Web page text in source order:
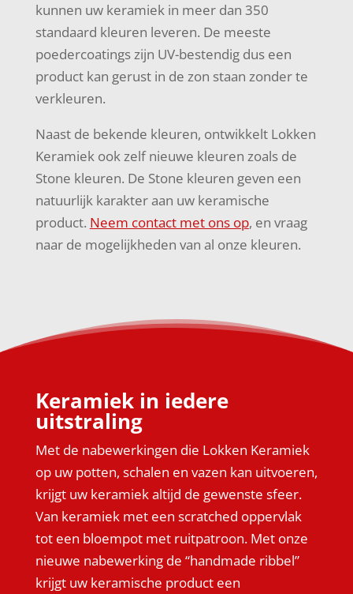
kunnen uw keramiek in meer dan 350
standaard kleuren leveren. De meeste
poedercoatings zijn UV-bestendig dus een
product kan gerust in de zon staan zonder te
verkleuren.
Naast de bekende kleuren, ontwikkelt Lokken
Keramiek ook zelf nieuwe kleuren zoals de
Stone kleuren. De Stone kleuren geven een
natuurlijk karakter aan uw keramische
product. Neem contact met ons op, en vraag
naar de mogelijkheden van al onze kleuren.
Keramiek in iedere
uitstraling
Met de nabewerkingen die Lokken Keramiek
op uw potten, schalen en vazen kan uitvoeren,
krijgt uw keramiek altijd de gewenste sfeer.
Van keramiek met een scratched oppervlak
tot een bloempot met ruitpatroon. Met onze
nieuwe nabewerking de “handmade ribbel”
krijgt uw keramische product een